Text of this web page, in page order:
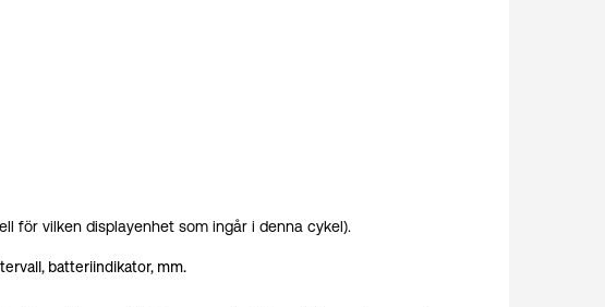
för vilken displayenhet som ingår i denna cykel).
batteriindikator, mm.